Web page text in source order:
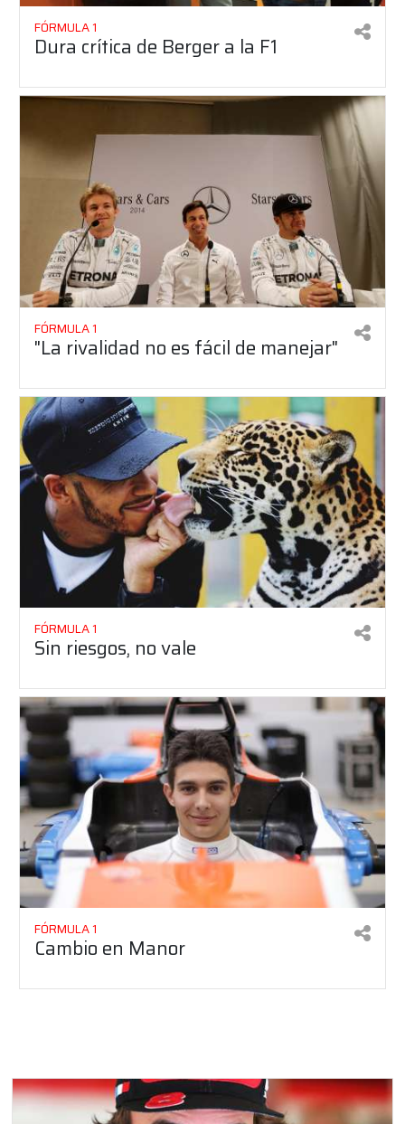
FÓRMULA 1
Dura crítica de Berger a la F1
FÓRMULA 1
"La rivalidad no es fácil de manejar"
FÓRMULA 1
Sin riesgos, no vale
FÓRMULA 1
Cambio en Manor